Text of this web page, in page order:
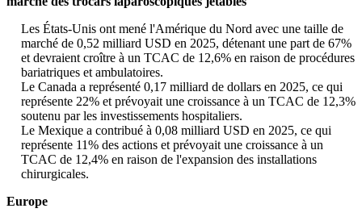
Les États-Unis ont mené l'Amérique du Nord avec une taille de
marché de 0,52 milliard USD en 2025, détenant une part de 67%
et devraient croître à un TCAC de 12,6% en raison de procédures
bariatriques et ambulatoires.
Le Canada a représenté 0,17 milliard de dollars en 2025, ce qui
représente 22% et prévoyait une croissance à un TCAC de 12,3%
soutenu par les investissements hospitaliers.
Le Mexique a contribué à 0,08 milliard USD en 2025, ce qui
représente 11% des actions et prévoyait une croissance à un
TCAC de 12,4% en raison de l'expansion des installations
chirurgicales.
Europe